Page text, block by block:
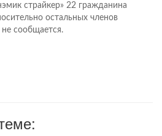
страйкер» 22 гражданина
остальных членов
сообщается.